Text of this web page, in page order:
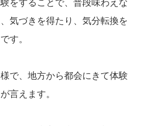
をすることで、普段味わえな
気づきを得たり、気分転換を
す。
で、地方から都会にきて体験
言えます。